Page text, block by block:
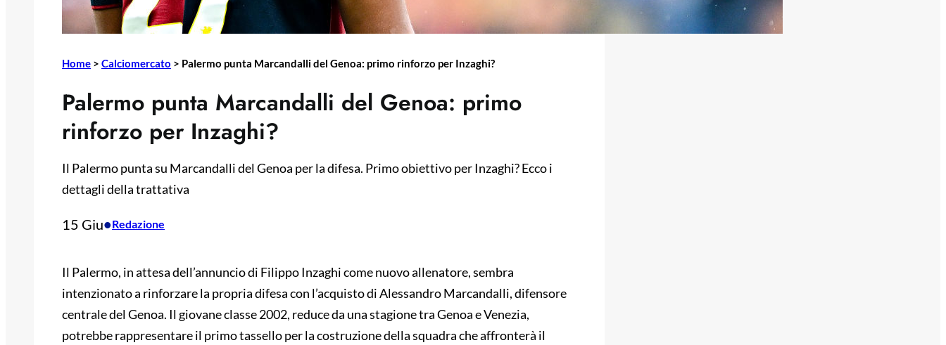
Home > Calciomercato > Palermo punta Marcandalli del Genoa: primo rinforzo per Inzaghi?
Palermo punta Marcandalli del Genoa: primo
rinforzo per Inzaghi?
Il Palermo punta su Marcandalli del Genoa per la difesa. Primo obiettivo per Inzaghi? Ecco i
dettagli della trattativa
15 Giu•Redazione
Il Palermo, in attesa dell’annuncio di Filippo Inzaghi come nuovo allenatore, sembra
intenzionato a rinforzare la propria difesa con l’acquisto di Alessandro Marcandalli, difensore
centrale del Genoa. Il giovane classe 2002, reduce da una stagione tra Genoa e Venezia,
potrebbe rappresentare il primo tassello per la costruzione della squadra che affronterà il